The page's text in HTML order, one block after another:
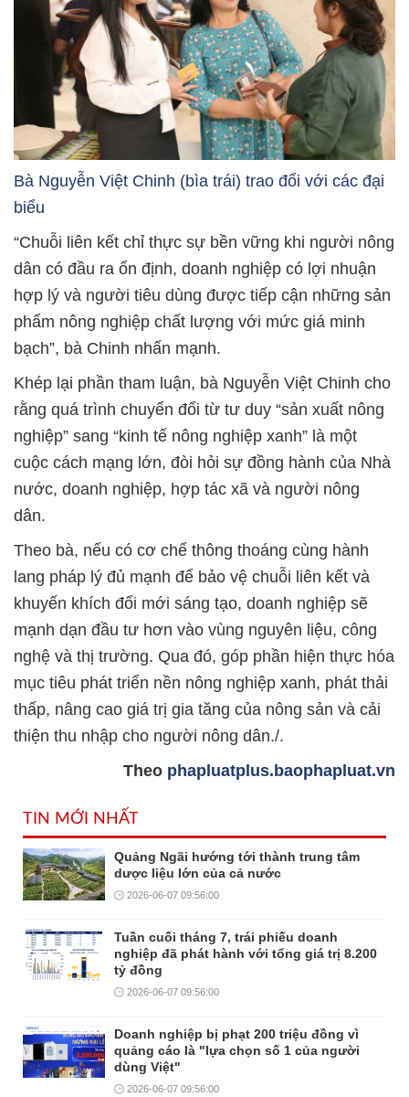
Bà Nguyễn Việt Chinh (bìa trái) trao đổi với các đại
biểu
“Chuỗi liên kết chỉ thực sự bền vững khi người nông
dân có đầu ra ổn định, doanh nghiệp có lợi nhuận
hợp lý và người tiêu dùng được tiếp cận những sản
phẩm nông nghiệp chất lượng với mức giá minh
bạch”, bà Chinh nhấn mạnh.
Khép lại phần tham luận, bà Nguyễn Việt Chinh cho
rằng quá trình chuyển đổi từ tư duy “sản xuất nông
nghiệp” sang “kinh tế nông nghiệp xanh” là một
cuộc cách mạng lớn, đòi hỏi sự đồng hành của Nhà
nước, doanh nghiệp, hợp tác xã và người nông
dân.
Theo bà, nếu có cơ chế thông thoáng cùng hành
lang pháp lý đủ mạnh để bảo vệ chuỗi liên kết và
khuyến khích đổi mới sáng tạo, doanh nghiệp sẽ
mạnh dạn đầu tư hơn vào vùng nguyên liệu, công
nghệ và thị trường. Qua đó, góp phần hiện thực hóa
mục tiêu phát triển nền nông nghiệp xanh, phát thải
thấp, nâng cao giá trị gia tăng của nông sản và cải
thiện thu nhập cho người nông dân./.
Theo phapluatplus.baophapluat.vn
TIN MỚI NHẤT
Quảng Ngãi hướng tới thành trung tâm
dược liệu lớn của cả nước
2026-06-07 09:56:00
Tuần cuối tháng 7, trái phiếu doanh
nghiệp đã phát hành với tổng giá trị 8.200
tỷ đồng
2026-06-07 09:56:00
Doanh nghiệp bị phạt 200 triệu đồng vì
quảng cáo là "lựa chọn số 1 của người
dùng Việt"
2026-06-07 09:56:00